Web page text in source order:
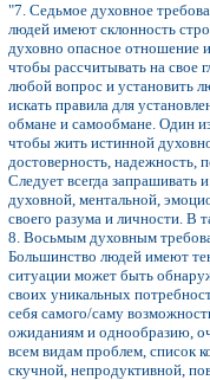
"7. Седьмое духовное
людей имеют склонность
духовно опасное отношение
чтобы рассчитывать на свое
любой вопрос и установить
искать правила для
обмане и самообмане. Один
чтобы жить истинной
достоверность, надежность,
Следует всегда
духовной, ментальной,
своего разума и личности. В
8. Восьмым духовным
Большинство людей имеют
ситуации может быть
своих уникальных
себя самого/саму
ожиданиям и однообразию,
всем видам проблем, список
скучной, непродуктивной,